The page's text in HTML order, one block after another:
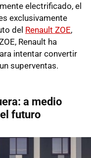
electrificado, el
exclusivamente
del Renault ZOE,
Renault ha
intentar convertir
superventas.
a medio
futuro